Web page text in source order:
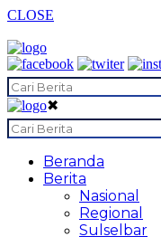
CLOSE
✖
Beranda
Berita
Nasional
Regional
Sulselbar